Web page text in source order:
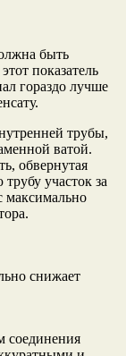
быть
показатель
гораздо лучше
трубы,
ватой.
обвернутая
участок за
максимально
снижает
соединения